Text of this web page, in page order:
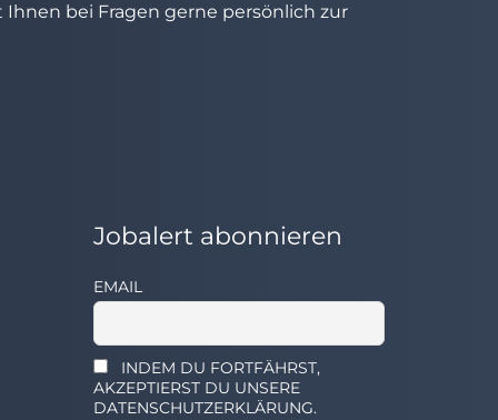
Ihnen bei Fragen gerne persönlich zur
Jobalert abonnieren
EMAIL
INDEM DU FORTFÄHRST,
AKZEPTIERST DU UNSERE
DATENSCHUTZERKLÄRUNG.